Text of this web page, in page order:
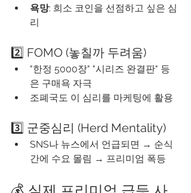
욕망: 희소 코인을 선점하고 싶은 심
리
2️⃣ FOMO (놓칠까 두려움)
"한정 5000장" "시리즈 완결판" 등
은 구매욕 자극
조폐국도 이 심리를 마케팅에 활용
3️⃣ 군중심리 (Herd Mentality)
SNS나 뉴스에서 언급되면 → 순식
간에 수요 몰림 → 프리미엄 폭등